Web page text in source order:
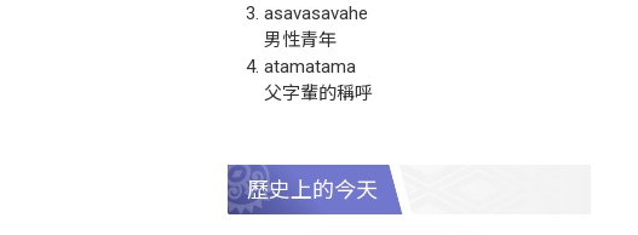
asavasavahe
男性青年
atamatama
父字輩的稱呼
歷史上的今天